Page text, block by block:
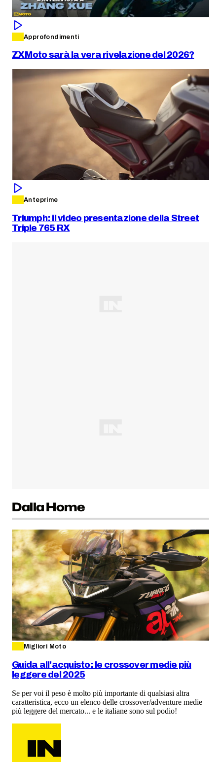
Approfondimenti
ZXMoto sarà la vera rivelazione del 2026?
Anteprime
Triumph: il video presentazione della Street
Triple 765 RX
Dalla Home
Migliori Moto
Guida all'acquisto: le crossover medie più
leggere del 2025
Se per voi il peso è molto più importante di qualsiasi altra
caratteristica, ecco un elenco delle crossover/adventure medie
più leggere del mercato... e le italiane sono sul podio!